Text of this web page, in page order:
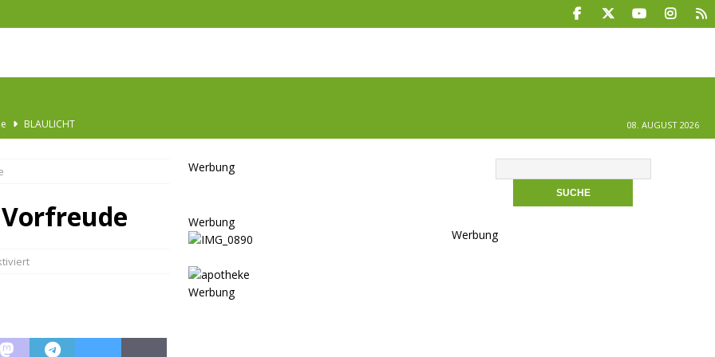
TOP
GESELLSCHAFT
BLAULICHT
SONSTIGES
08. AUGUST 2026
Werbung
Werbung
Werbung
Werbung